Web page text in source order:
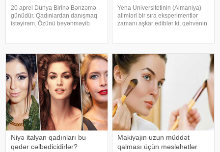
20 aprel Dünya Birinə Bənzəmə
günüdür. Qadınlardan danışmaq
istəyirəm. Özünü bəyənməyib
birinə bənzəyirlər. Nə üçün? Mən
deyim, siz d
Yena Universitetinin (Almaniya)
alimləri bir sıra eksperimentlər
zamanı aşkar ediblər ki, qəhvənin
yeni saçların əmələ gəlməs
Niyə italyan qadınları bu
qədər cəlbedicidirlər?
Makiyajın uzun müddət
qalması üçün məsləhətlər